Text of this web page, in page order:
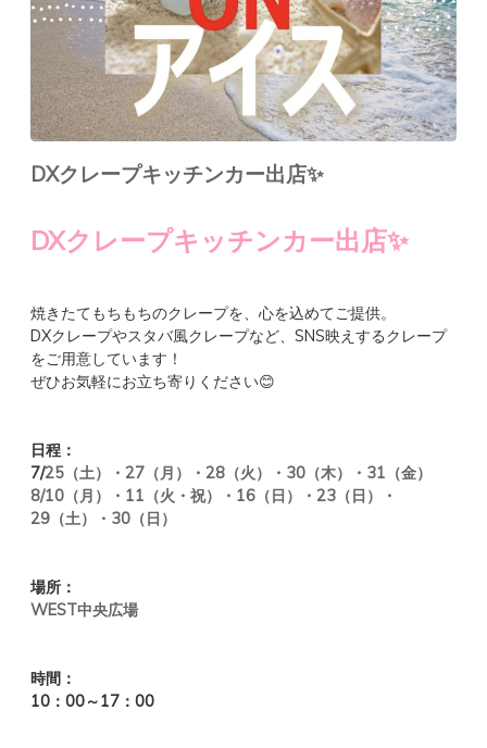
DXクレープキッチンカー出店✨
DXクレープキッチンカー出店✨
焼きたてもちもちのクレープを、心を込めてご提供。
DXクレープやスタバ風クレープなど、SNS映えするクレープ
をご用意しています！
ぜひお気軽にお立ち寄りください😊
日程：
7/25（土）・27 （月）・28（火）・30（木）
・31（金）
8/10 （月） ・11（火・祝）・16 （日） ・23 （日）
・
29 （土） ・30 （日）
場所：
WEST中央広場
時間：
10：00～17：00